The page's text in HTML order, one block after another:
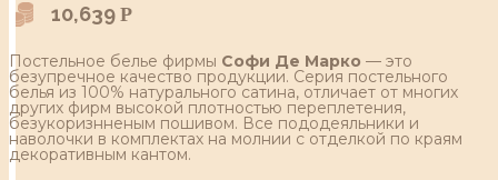
10,639 Р
Постельное белье фирмы Софи Де Марко — это
безупречное качество продукции. Серия постельного
белья из 100% натурального сатина, отличает от многих
других фирм высокой плотностью переплетения,
безукоризнненым пошивом. Все пододеяльники и
наволочки в комплектах на молнии с отделкой по краям
декоративным кантом.